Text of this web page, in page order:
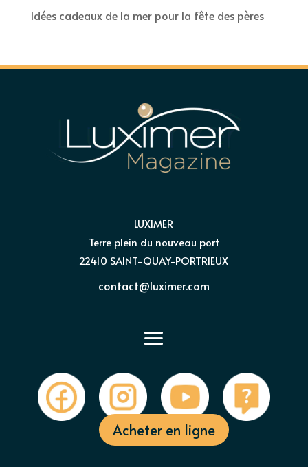
Idées cadeaux de la mer pour la fête des pères
LUXIMER
Terre plein du nouveau port
22410 SAINT-QUAY-PORTRIEUX
contact@luximer.com
Acheter en ligne